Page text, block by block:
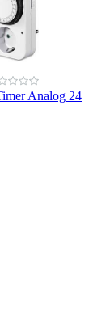
Analog 24